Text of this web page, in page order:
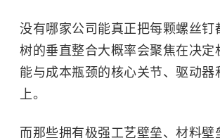
没有哪家公司能真正把每颗螺丝钉
树的垂直整合大概率会聚焦在决定
能与成本瓶颈的核心关节、驱动器
上。
而那些拥有极强工艺壁垒、材料壁